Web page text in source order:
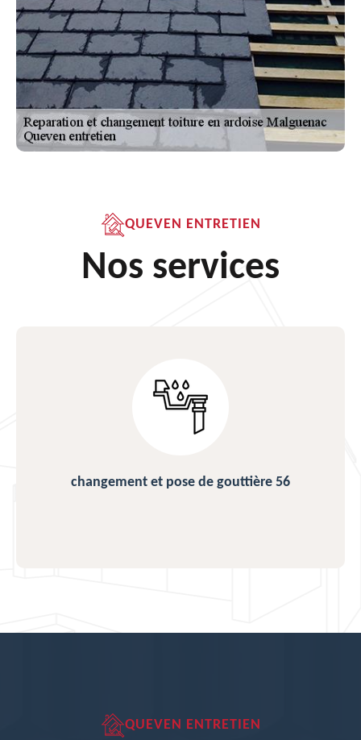
QUEVEN ENTRETIEN
Nos services
changement et pose de gouttière 56
QUEVEN ENTRETIEN